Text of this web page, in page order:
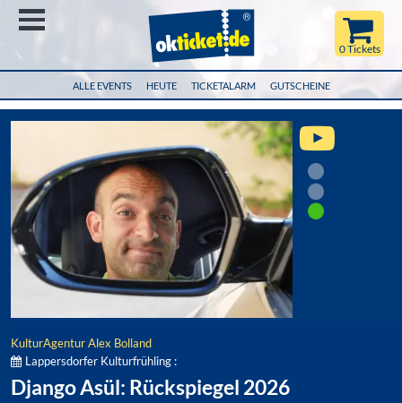
ALLE EVENTS HEUTE TICKETALARM GUTSCHEINE
0 Tickets
KulturAgentur Alex Bolland
Lappersdorfer Kulturfrühling :
Django Asül: Rückspiegel 2026